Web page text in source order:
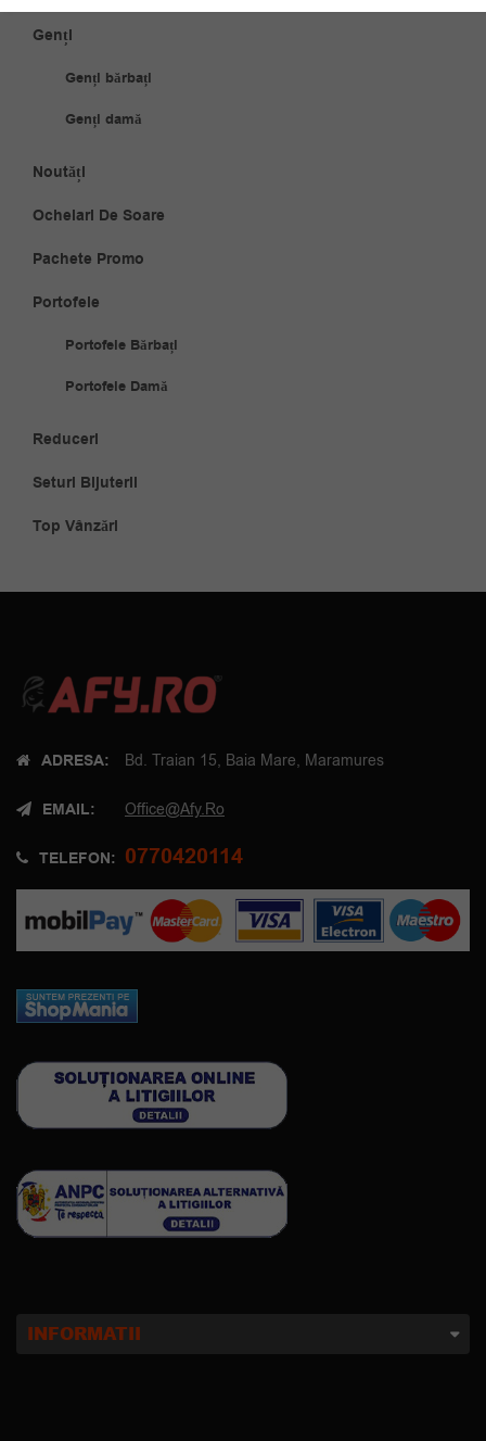
Genți
Genți bărbați
Genți damă
Noutăți
Ochelari De Soare
Pachete Promo
Portofele
Portofele Bărbați
Portofele Damă
Reduceri
Seturi Bijuterii
Top Vânzări
ADRESA: Bd. Traian 15, Baia Mare, Maramures
EMAIL: Office@afy.ro
TELEFON: 0770420114
INFORMATII